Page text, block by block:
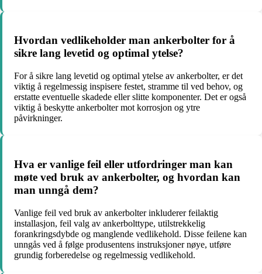
Hvordan vedlikeholder man ankerbolter for å
sikre lang levetid og optimal ytelse?
For å sikre lang levetid og optimal ytelse av ankerbolter, er det
viktig å regelmessig inspisere festet, stramme til ved behov, og
erstatte eventuelle skadede eller slitte komponenter. Det er også
viktig å beskytte ankerbolter mot korrosjon og ytre
påvirkninger.
Hva er vanlige feil eller utfordringer man kan
møte ved bruk av ankerbolter, og hvordan kan
man unngå dem?
Vanlige feil ved bruk av ankerbolter inkluderer feilaktig
installasjon, feil valg av ankerbolttype, utilstrekkelig
forankringsdybde og manglende vedlikehold. Disse feilene kan
unngås ved å følge produsentens instruksjoner nøye, utføre
grundig forberedelse og regelmessig vedlikehold.